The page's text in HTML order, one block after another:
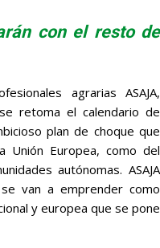
con el resto de
agrarias ASAJA,
retoma el calendario de
plan de choque que
Europea, como del
autónomas. ASAJA
van a emprender como
y europea que se pone